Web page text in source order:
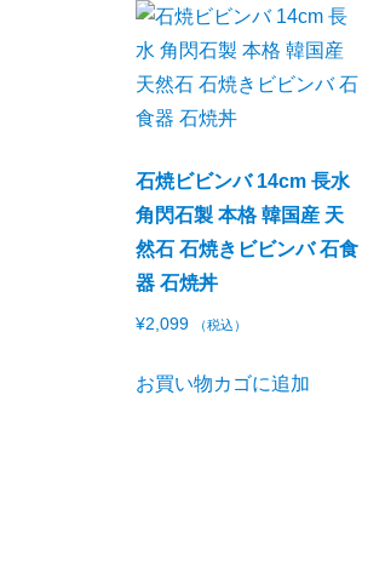
石焼ビビンバ 14cm 長水
角閃石製 本格 韓国産 天
然石 石焼きビビンバ 石食
器 石焼丼
¥2,099 （税込）
お買い物カゴに追加